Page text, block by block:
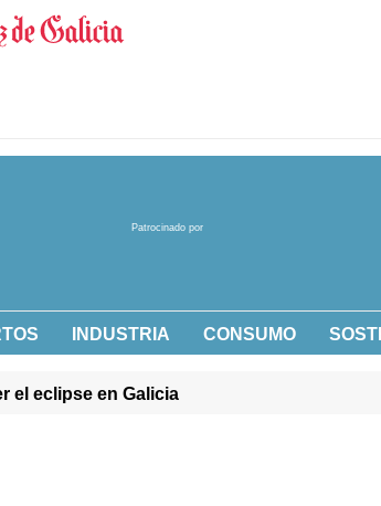
Patrocinado por
INDUSTRIA CONSUMO
el eclipse en Galicia